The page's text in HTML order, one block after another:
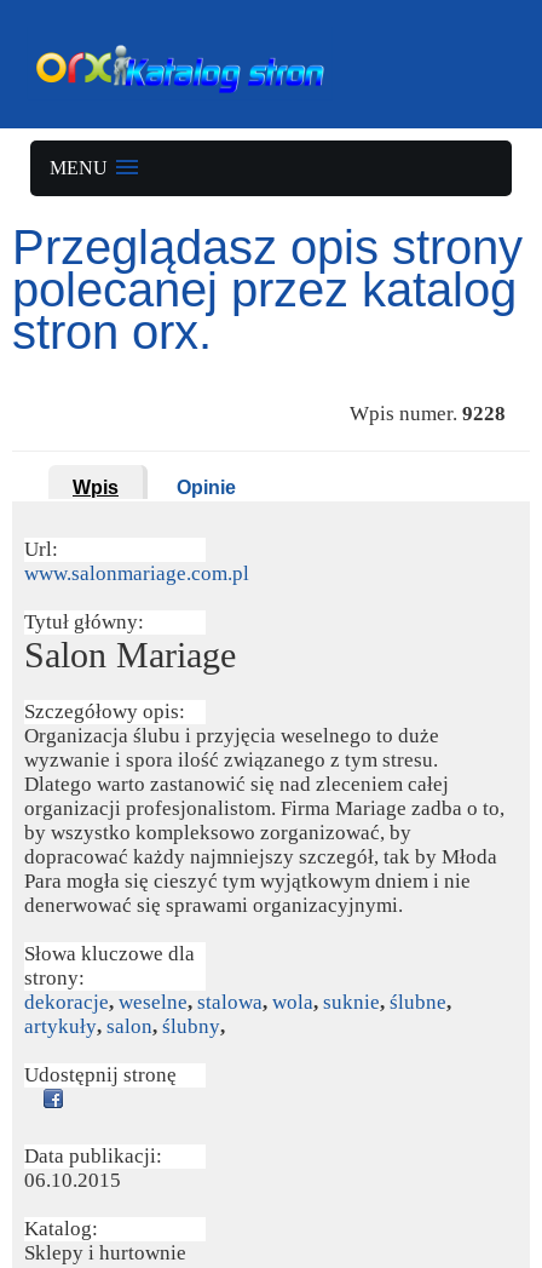
MENU
Przeglądasz opis strony
polecanej przez katalog
stron orx.
Wpis numer. 9228
Wpis Opinie
Url:
www.salonmariage.com.pl
Tytuł główny:
Salon Mariage
Szczegółowy opis:
Organizacja ślubu i przyjęcia weselnego to duże
wyzwanie i spora ilość związanego z tym stresu.
Dlatego warto zastanowić się nad zleceniem całej
organizacji profesjonalistom. Firma Mariage zadba o to,
by wszystko kompleksowo zorganizować, by
dopracować każdy najmniejszy szczegół, tak by Młoda
Para mogła się cieszyć tym wyjątkowym dniem i nie
denerwować się sprawami organizacyjnymi.
Słowa kluczowe dla
strony:
dekoracje, weselne, stalowa, wola, suknie, ślubne,
artykuły, salon, ślubny,
Udostępnij stronę
Data publikacji:
06.10.2015
Katalog:
Sklepy i hurtownie